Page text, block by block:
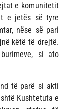
e komunitetit
e jetës së tyre
nëse së pari
këtë të drejtë.
si ato
të parë si akti
Kushtetuta e